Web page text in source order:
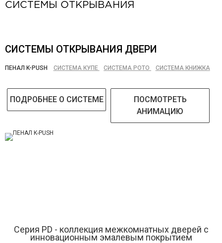
СИСТЕМЫ ОТКРЫВАНИЯ
СИСТЕМЫ ОТКРЫВАНИЯ ДВЕРИ
ПЕНАЛ K-PUSH СИСТЕМА КУПЕ СИСТЕМА РОТО СИСТЕМА КНИЖКА
ПОДРОБНЕЕ О СИСТЕМЕ
ПОСМОТРЕТЬ
АНИМАЦИЮ
Серия РD - коллекция межкомнатных дверей с
инновационным эмалевым покрытием